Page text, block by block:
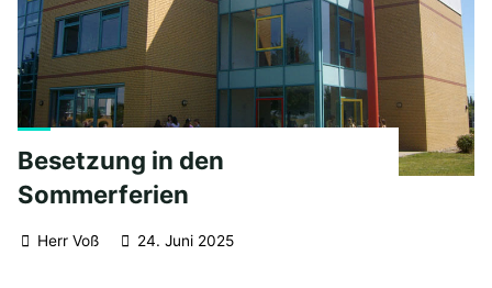
Besetzung in den
Sommerferien
Herr Voß 24. Juni 2025